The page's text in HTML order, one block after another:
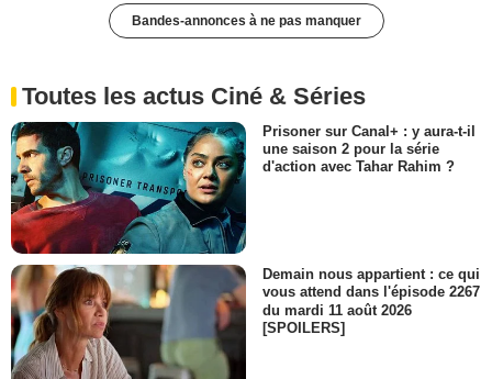
Bandes-annonces à ne pas manquer
Toutes les actus Ciné & Séries
Prisoner sur Canal+ : y aura-t-il
une saison 2 pour la série
d'action avec Tahar Rahim ?
Demain nous appartient : ce qui
vous attend dans l'épisode 2267
du mardi 11 août 2026
[SPOILERS]